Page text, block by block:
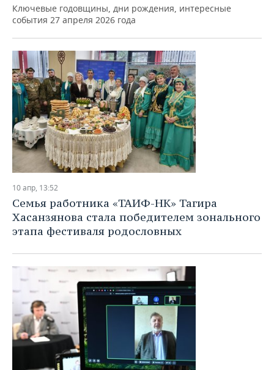
Ключевые годовщины, дни рождения, интересные
события 27 апреля 2026 года
10 апр, 13:52
Семья работника «ТАИФ-НК» Тагира
Хасанзянова стала победителем зонального
этапа фестиваля родословных